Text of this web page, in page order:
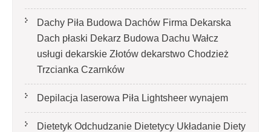
Dachy Piła Budowa Dachów Firma Dekarska
Dach płaski Dekarz Budowa Dachu Wałcz
usługi dekarskie Złotów dekarstwo Chodzież
Trzcianka Czarnków
Depilacja laserowa Piła Lightsheer wynajem
Dietetyk Odchudzanie Dietetycy Układanie Diety